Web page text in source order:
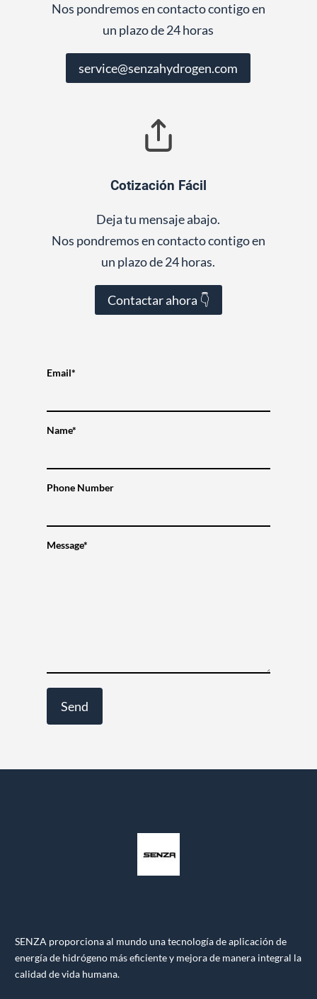
Nos pondremos en contacto contigo en
un plazo de 24 horas
service@senzahydrogen.com
Cotización Fácil
Deja tu mensaje abajo.
Nos pondremos en contacto contigo en
un plazo de 24 horas.
Contactar ahora 👇
Email*
Name*
Phone Number
Message*
SENZA proporciona al mundo una tecnología de aplicación de
energía de hidrógeno más eficiente y mejora de manera integral la
calidad de vida humana.